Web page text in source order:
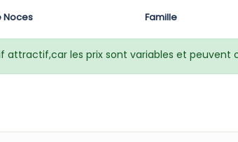
Noces Famille
attractif,car les prix sont variables et